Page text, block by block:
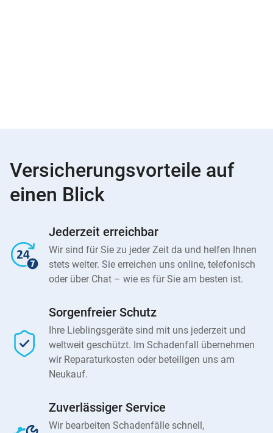
Versicherungsvorteile auf
einen Blick
Jederzeit erreichbar
Wir sind für Sie zu jeder Zeit da und helfen Ihnen
stets weiter. Sie erreichen uns online, telefonisch
oder über Chat – wie es für Sie am besten ist.
Sorgenfreier Schutz
Ihre Lieblingsgeräte sind mit uns jederzeit und
weltweit geschützt. Im Schadenfall übernehmen
wir Reparaturkosten oder beteiligen uns am
Neukauf.
Zuverlässiger Service
Wir bearbeiten Schadenfälle schnell,